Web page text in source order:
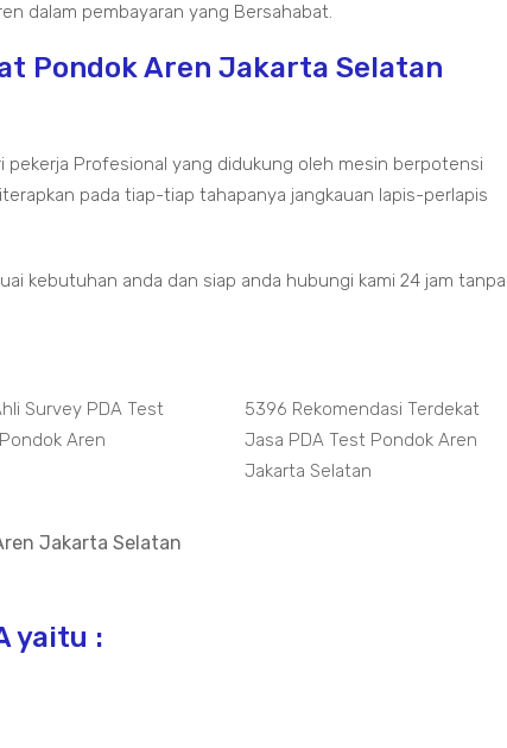
dalam pembayaran yang Bersahabat.
Pondok Aren Jakarta Selatan
pekerja Profesional yang didukung oleh mesin berpotensi
pada tiap-tiap tahapanya jangkauan lapis-perlapis
kebutuhan anda dan siap anda hubungi kami 24 jam tanpa
Survey PDA Test
Aren
5396 Rekomendasi Terdekat
Jasa PDA Test Pondok Aren
Jakarta Selatan
Jakarta Selatan
yaitu :